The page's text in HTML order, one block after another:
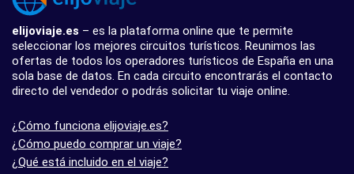
elijoviaje.es – es la plataforma online que te permite
seleccionar los mejores circuitos turísticos. Reunimos las
ofertas de todos los operadores turísticos de España en una
sola base de datos. En cada circuito encontrarás el contacto
directo del vendedor o podrás solicitar tu viaje online.
¿Cómo funciona elijoviaje.es?
¿Cómo puedo comprar un viaje?
¿Qué está incluido en el viaje?